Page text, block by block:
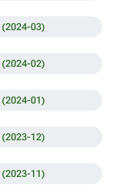
03)
02)
01)
12)
11)